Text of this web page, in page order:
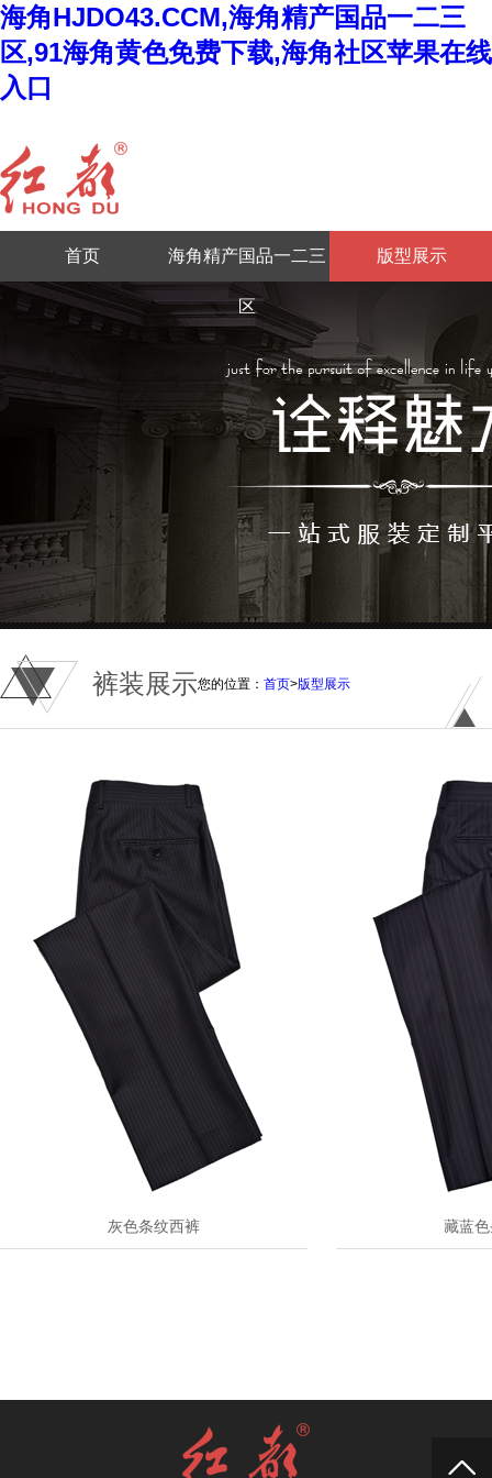
海角HJDO43.CCM,海角精产国品一二三
区,91海角黄色免费下载,海角社区苹果在线
入口
首页 海角精产国品一二三
区
版型展示
裤装展示您的位置： 首页>版型展示
灰色条纹西裤 藏蓝